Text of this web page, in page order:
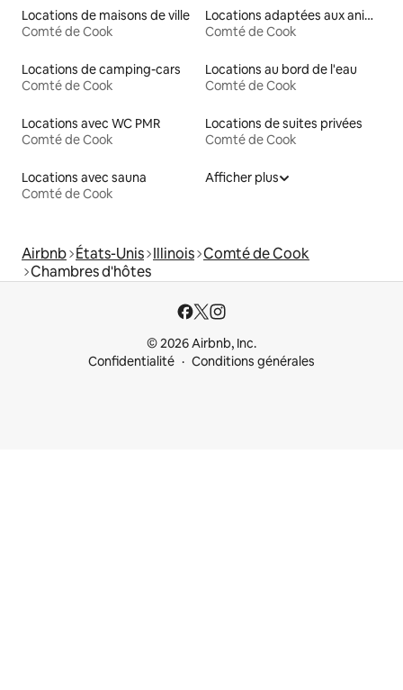
Locations de maisons de ville
Comté de Cook
Locations adaptées aux animaux
Comté de Cook
Locations de camping-cars
Comté de Cook
Locations au bord de l'eau
Comté de Cook
Locations avec WC PMR
Comté de Cook
Locations de suites privées
Comté de Cook
Locations avec sauna
Comté de Cook
Afficher plus
Airbnb États-Unis Illinois Comté de Cook
Chambres d'hôtes
© 2026 Airbnb, Inc.
Confidentialité
Conditions générales